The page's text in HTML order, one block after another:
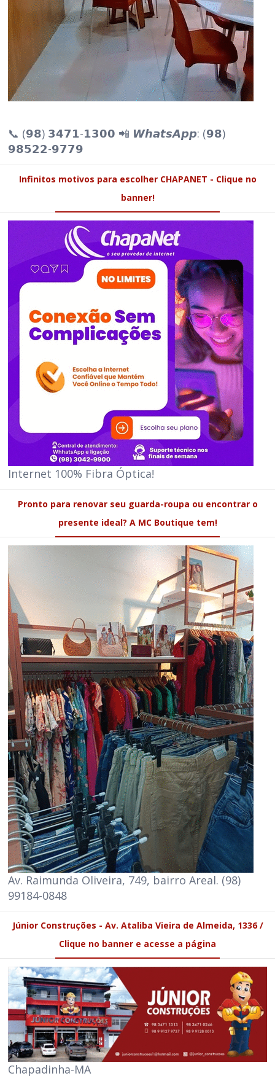
📞 (𝟵𝟴) 𝟯𝟰𝟳𝟭-𝟭𝟯𝟬𝟬 📲 𝙒𝙝𝙖𝙩𝙨𝘼𝙥𝙥: (𝟵𝟴)
𝟵𝟴𝟱𝟮𝟮-𝟵𝟳𝟳𝟵
Infinitos motivos para escolher CHAPANET - Clique no
banner!
Internet 100% Fibra Óptica!
Pronto para renovar seu guarda-roupa ou encontrar o
presente ideal? A MC Boutique tem!
Av. Raimunda Oliveira, 749, bairro Areal. (98)
99184-0848
Júnior Construções - Av. Ataliba Vieira de Almeida, 1336 /
Clique no banner e acesse a página
Chapadinha-MA